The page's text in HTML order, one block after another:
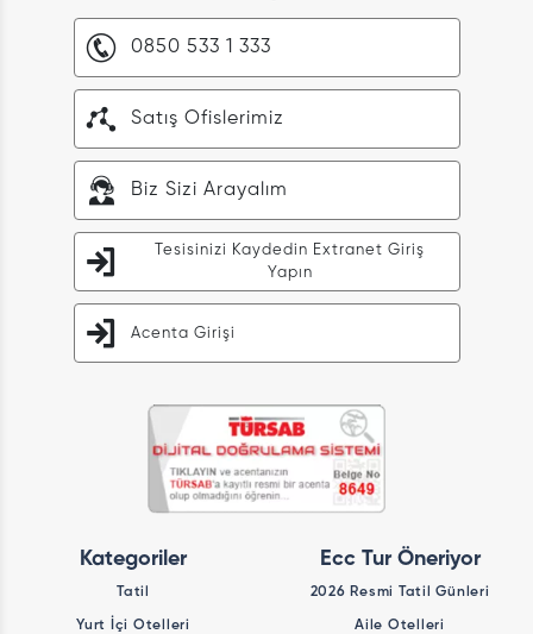
0850 533 1 333
Satış Ofislerimiz
Biz Sizi Arayalım
Tesisinizi Kaydedin Extranet Giriş
Yapın
Acenta Girişi
Kategoriler
Tatil
Yurt İçi Otelleri
Ecc Tur Öneriyor
2026 Resmi Tatil Günleri
Aile Otelleri